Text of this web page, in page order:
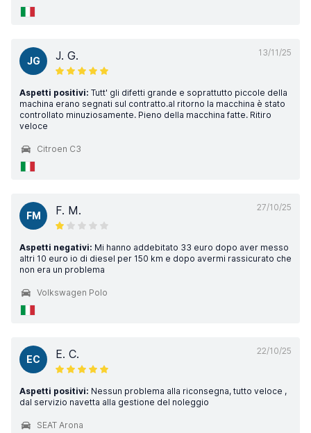
13/11/25
JG J. G.
Aspetti positivi: Tutt' gli difetti grande e soprattutto piccole della
machina erano segnati sul contratto.al ritorno la macchina è stato
controllato minuziosamente. Pieno della macchina fatte. Ritiro
veloce
Citroen C3
27/10/25
FM F. M.
Aspetti negativi: Mi hanno addebitato 33 euro dopo aver messo
altri 10 euro io di diesel per 150 km e dopo avermi rassicurato che
non era un problema
Volkswagen Polo
22/10/25
EC E. C.
Aspetti positivi: Nessun problema alla riconsegna, tutto veloce ,
dal servizio navetta alla gestione del noleggio
SEAT Arona